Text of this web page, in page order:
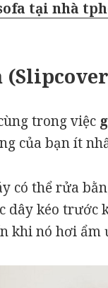
tại nhà
(
trong việc
của bạn ít
có thể rửa
dây kéo
khi nó hơi ẩm